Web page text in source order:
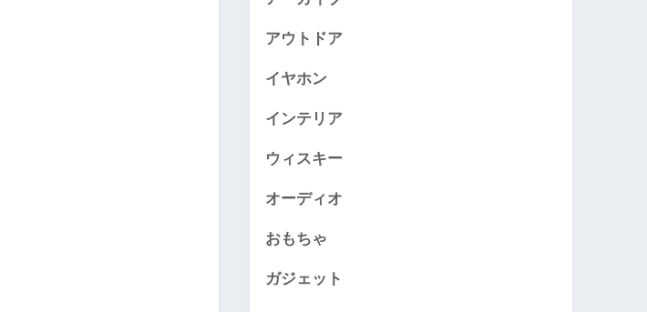
アウトドア
イヤホン
インテリア
ウィスキー
オーディオ
おもちゃ
ガジェット